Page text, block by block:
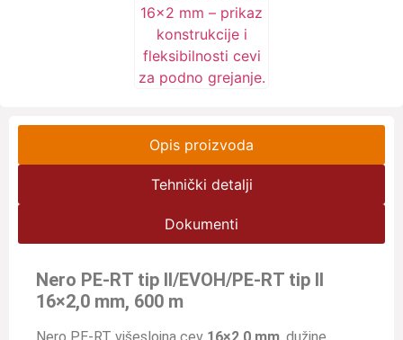
Opis proizvoda
Tehnički detalji
Dokumenti
Nero PE-RT tip II/EVOH/PE-RT tip II
16×2,0 mm, 600 m